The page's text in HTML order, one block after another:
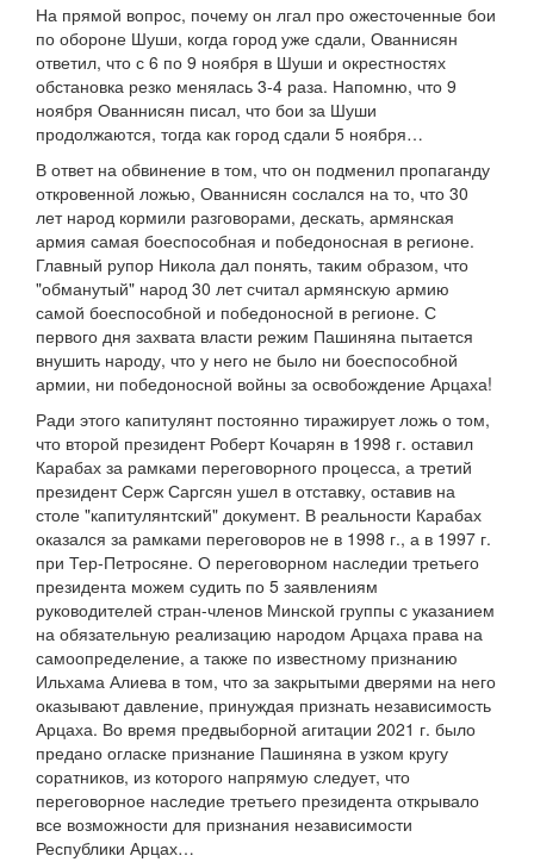
На прямой вопрос, почему он лгал про ожесточенные бои
по обороне Шуши, когда город уже сдали, Ованнисян
ответил, что с 6 по 9 ноября в Шуши и окрестностях
обстановка резко менялась 3-4 раза. Напомню, что 9
ноября Ованнисян писал, что бои за Шуши
продолжаются, тогда как город сдали 5 ноября…
В ответ на обвинение в том, что он подменил пропаганду
откровенной ложью, Ованнисян сослался на то, что 30
лет народ кормили разговорами, дескать, армянская
армия самая боеспособная и победоносная в регионе.
Главный рупор Никола дал понять, таким образом, что
"обманутый" народ 30 лет считал армянскую армию
самой боеспособной и победоносной в регионе. С
первого дня захвата власти режим Пашиняна пытается
внушить народу, что у него не было ни боеспособной
армии, ни победоносной войны за освобождение Арцаха!
Ради этого капитулянт постоянно тиражирует ложь о том,
что второй президент Роберт Кочарян в 1998 г. оставил
Карабах за рамками переговорного процесса, а третий
президент Серж Саргсян ушел в отставку, оставив на
столе "капитулянтский" документ. В реальности Карабах
оказался за рамками переговоров не в 1998 г., а в 1997 г.
при Тер-Петросяне. О переговорном наследии третьего
президента можем судить по 5 заявлениям
руководителей стран-членов Минской группы с указанием
на обязательную реализацию народом Арцаха права на
самоопределение, а также по известному признанию
Ильхама Алиева в том, что за закрытыми дверями на него
оказывают давление, принуждая признать независимость
Арцаха. Во время предвыборной агитации 2021 г. было
предано огласке признание Пашиняна в узком кругу
соратников, из которого напрямую следует, что
переговорное наследие третьего президента открывало
все возможности для признания независимости
Республики Арцах…